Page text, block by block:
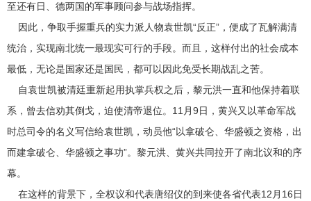
至还有日、德两国的军事顾问参与战场指挥。
因此，争取手握重兵的实力派人物袁世凯“反正”，便成了瓦解满清
统治，实现南北统一最现实可行的手段。而且，这样付出的社会成本
最低，无论是国家还是国民，都可以因此免受长期战乱之苦。
自袁世凯被清廷重新起用执掌兵权之后，黎元洪一直和他保持着联
系，曾去信劝其倒戈，迫使清帝退位。11月9日，黄兴又以革命军战
时总司令的名义写信给袁世凯，动员他“以拿破仑、华盛顿之资格，出
而建拿破仑、华盛顿之事功”。黎元洪、黄兴共同拉开了南北议和的序
幕。
在这样的背景下，全权议和代表唐绍仪的到来使各省代表12月16日